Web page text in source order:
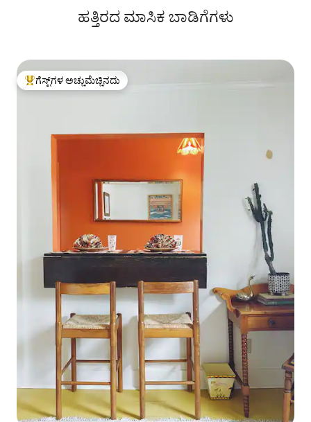
ಹತ್ತಿರದ ಮಾಸಿಕ ಬಾಡಿಗೆಗಳು
ಗೆಸ್ಟ್‌ಗಳಿಗೆ ಅತಿ ಹೆಚ್ಚು ಅಚ್ಚುಮೆಚ್ಚಿನದು
ಗೆಸ್ಟ್‌ಗಳ ಅಚ್ಚುಮೆಚ್ಚಿನದು